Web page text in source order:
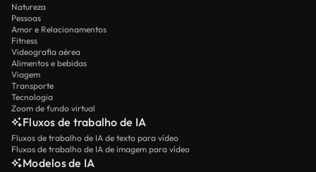
Natureza
Pessoas
Amor e Relacionamentos
Fitness
Videografia aérea
Alimentos e bebidas
Viagem
Transporte
Tecnologia
Zoom de fundo virtual
Fluxos de trabalho de IA
Fluxos de trabalho de IA de texto para vídeo
Fluxos de trabalho de IA de imagem para vídeo
Modelos de IA